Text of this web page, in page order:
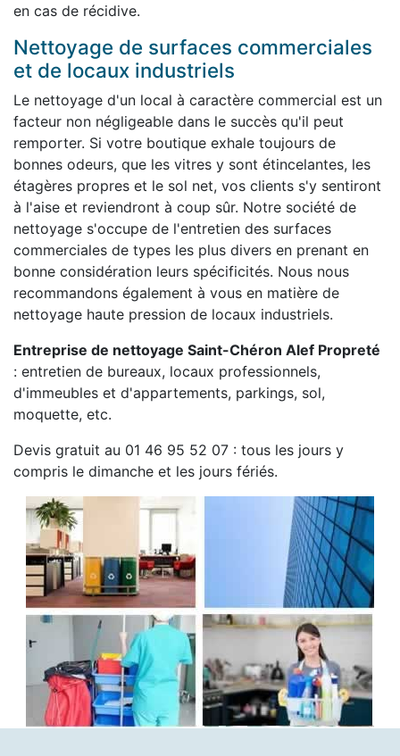
en cas de récidive.
Nettoyage de surfaces commerciales
et de locaux industriels
Le nettoyage d'un local à caractère commercial est un
facteur non négligeable dans le succès qu'il peut
remporter. Si votre boutique exhale toujours de
bonnes odeurs, que les vitres y sont étincelantes, les
étagères propres et le sol net, vos clients s'y sentiront
à l'aise et reviendront à coup sûr. Notre société de
nettoyage s'occupe de l'entretien des surfaces
commerciales de types les plus divers en prenant en
bonne considération leurs spécificités. Nous nous
recommandons également à vous en matière de
nettoyage haute pression de locaux industriels.
Entreprise de nettoyage Saint-Chéron Alef Propreté
: entretien de bureaux, locaux professionnels,
d'immeubles et d'appartements, parkings, sol,
moquette, etc.
Devis gratuit au 01 46 95 52 07 : tous les jours y
compris le dimanche et les jours fériés.